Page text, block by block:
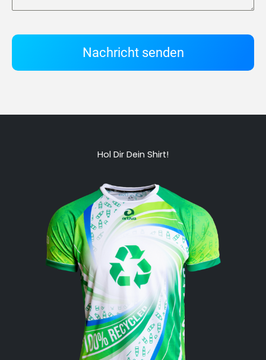
Nachricht senden
Hol Dir Dein Shirt!